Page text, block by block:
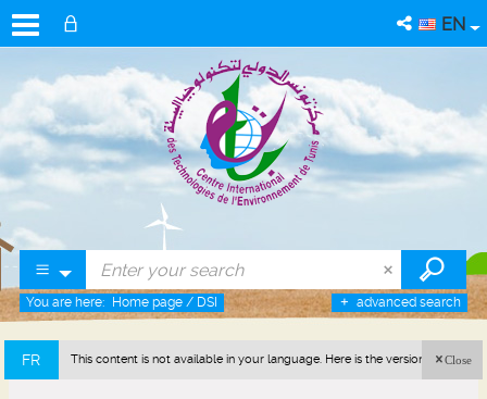
EN
advanced search
You are here: Home page / DSI
FR This content is not available in your language. Here is the version in french
Close